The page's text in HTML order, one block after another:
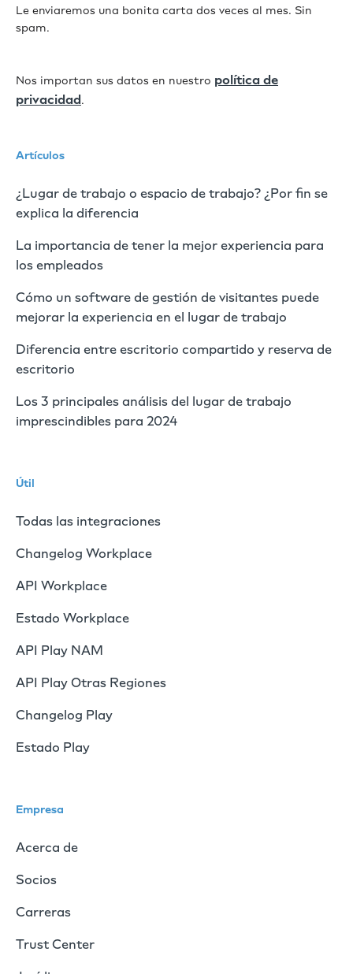
Le enviaremos una bonita carta dos veces al mes. Sin
spam.
Nos importan sus datos en nuestro política de
privacidad.
Artículos
¿Lugar de trabajo o espacio de trabajo? ¿Por fin se
explica la diferencia
La importancia de tener la mejor experiencia para
los empleados
Cómo un software de gestión de visitantes puede
mejorar la experiencia en el lugar de trabajo
Diferencia entre escritorio compartido y reserva de
escritorio
Los 3 principales análisis del lugar de trabajo
imprescindibles para 2024
Útil
Todas las integraciones
Changelog Workplace
API Workplace
Estado Workplace
API Play NAM
API Play Otras Regiones
Changelog Play
Estado Play
Empresa
Acerca de
Socios
Carreras
Trust Center